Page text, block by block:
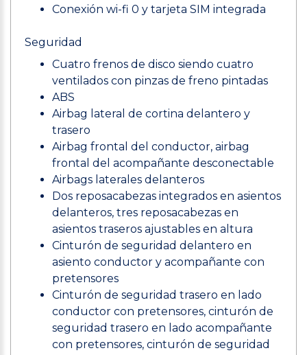
Conexión wi-fi 0 y tarjeta SIM integrada
Seguridad
Cuatro frenos de disco siendo cuatro
ventilados con pinzas de freno pintadas
ABS
Airbag lateral de cortina delantero y
trasero
Airbag frontal del conductor, airbag
frontal del acompañante desconectable
Airbags laterales delanteros
Dos reposacabezas integrados en asientos
delanteros, tres reposacabezas en
asientos traseros ajustables en altura
Cinturón de seguridad delantero en
asiento conductor y acompañante con
pretensores
Cinturón de seguridad trasero en lado
conductor con pretensores, cinturón de
seguridad trasero en lado acompañante
con pretensores, cinturón de seguridad